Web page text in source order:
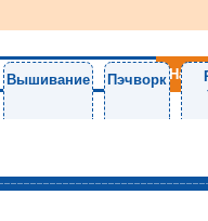
Вышивание Пэчворк